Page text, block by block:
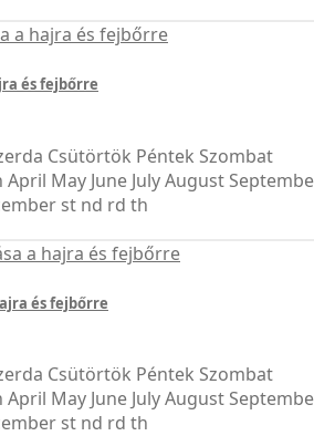
és fejbőrre
Csütörtök Péntek Szombat
May June July August
st nd rd th
és fejbőrre
Csütörtök Péntek Szombat
May June July August
st nd rd th